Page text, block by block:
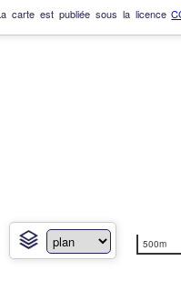
500m
carte est publiée sous la licence